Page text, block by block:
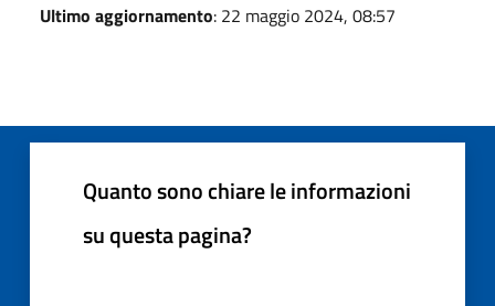
Ultimo aggiornamento: 22 maggio 2024, 08:57
Quanto sono chiare le informazioni
su questa pagina?